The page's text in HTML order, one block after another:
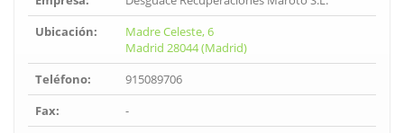
Ubicación:
Madre Celeste, 6
Madrid 28044 (Madrid)
Teléfono:
915089706
Fax:
-